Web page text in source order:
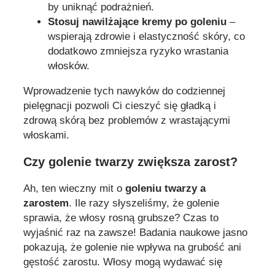
by uniknąć podrażnień.
Stosuj nawilżające kremy po goleniu –
wspierają zdrowie i elastyczność skóry, co
dodatkowo zmniejsza ryzyko wrastania
włosków.
Wprowadzenie tych nawyków do codziennej
pielęgnacji pozwoli Ci cieszyć się gładką i
zdrową skórą bez problemów z wrastającymi
włoskami.
Czy golenie twarzy zwiększa zarost?
Ah, ten wieczny mit o goleniu twarzy a
zarostem. Ile razy słyszeliśmy, że golenie
sprawia, że włosy rosną grubsze? Czas to
wyjaśnić raz na zawsze! Badania naukowe jasno
pokazują, że golenie nie wpływa na grubość ani
gęstość zarostu. Włosy mogą wydawać się